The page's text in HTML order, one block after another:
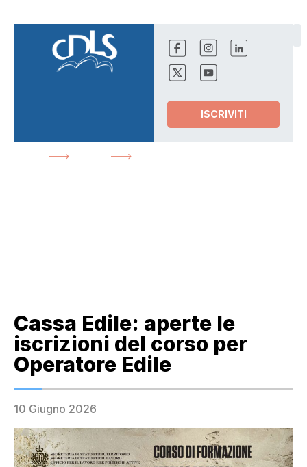
ISCRIVITI
Cassa Edile: aperte le
iscrizioni del corso per
Operatore Edile
10 Giugno 2026